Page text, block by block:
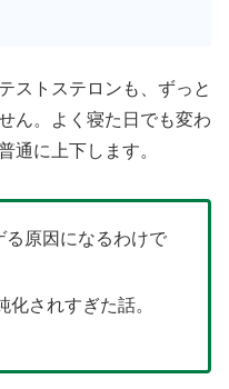
ストステロンも、ずっと
ん。よく寝た日でも変わ
通に上下します。
る原因になるわけで
化されすぎた話。